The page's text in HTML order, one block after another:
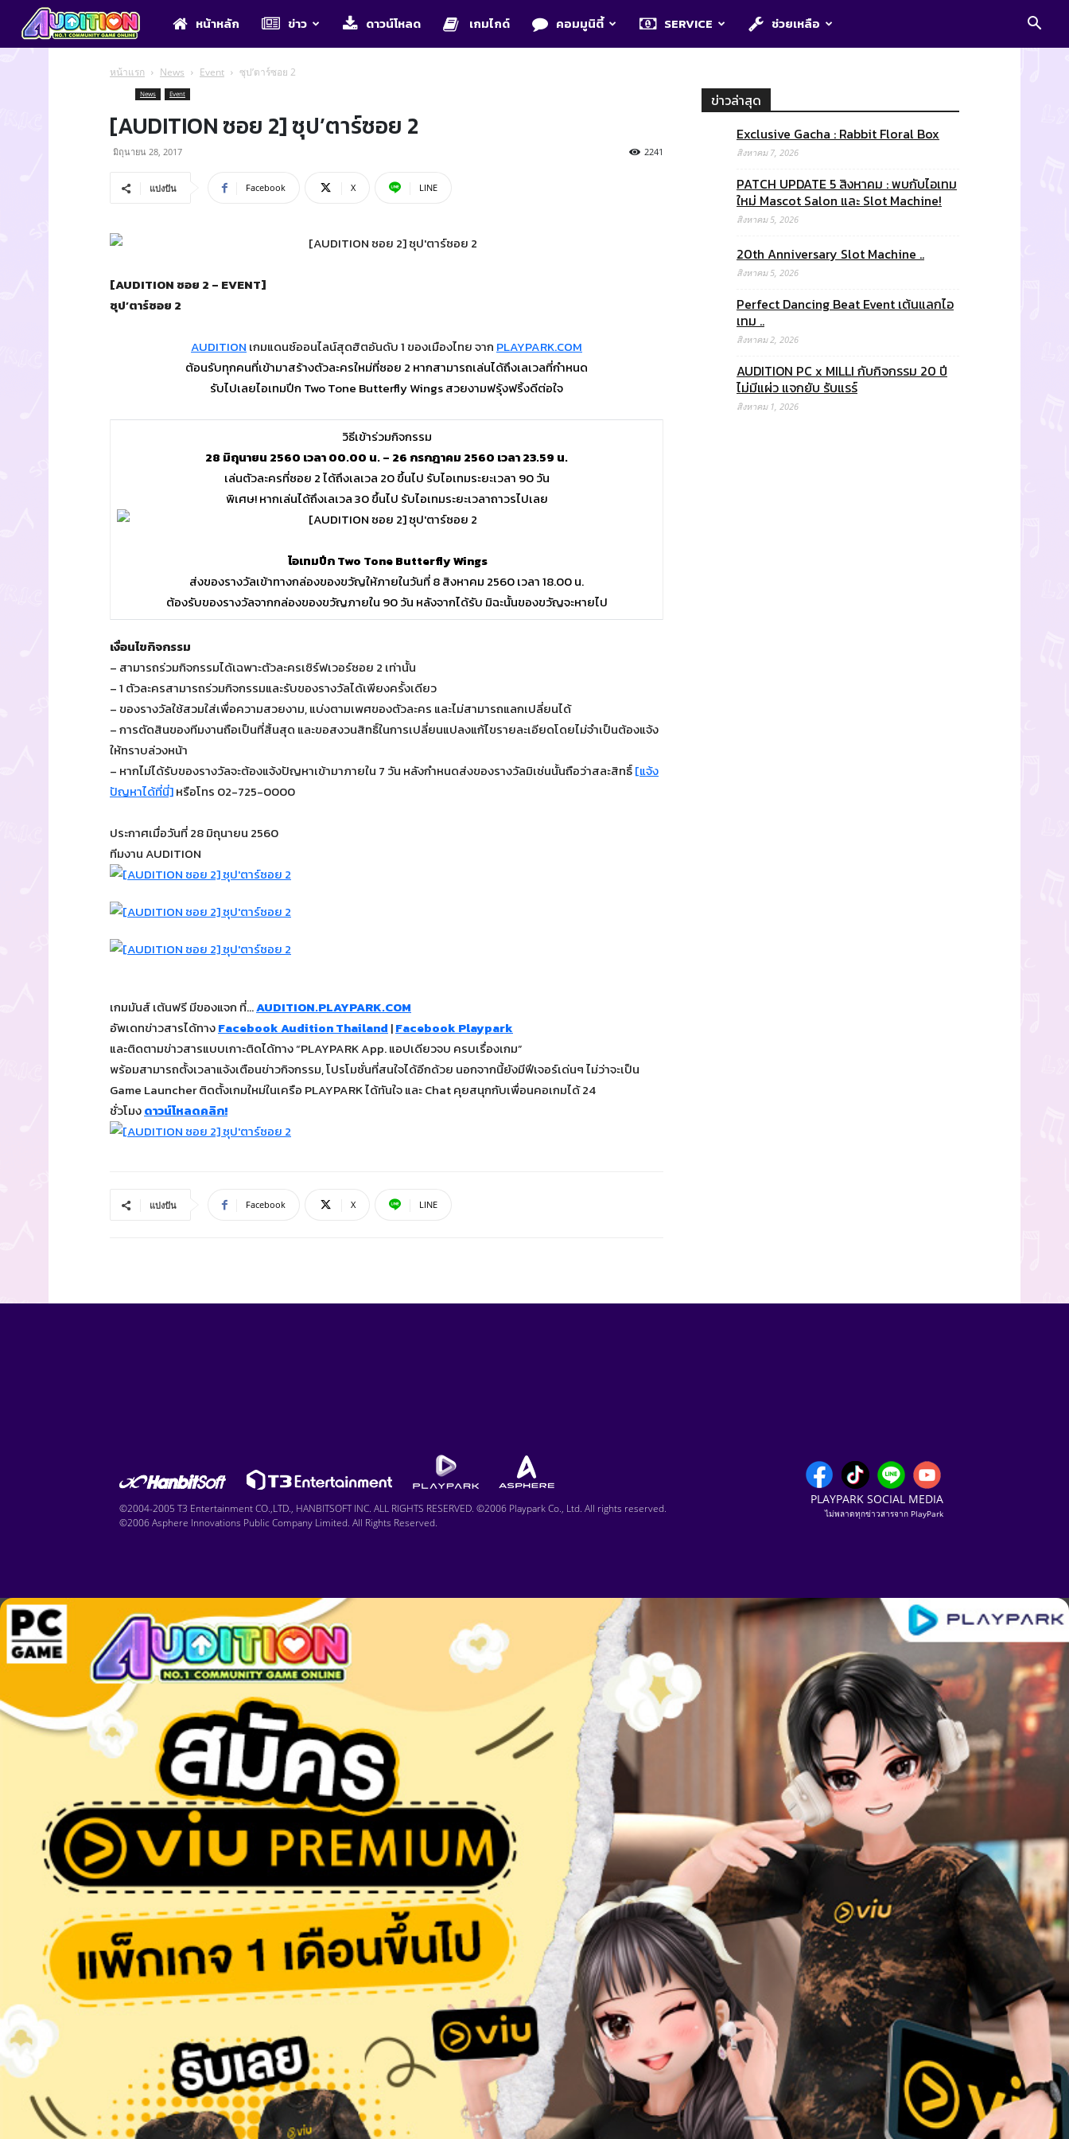
Auditionหน้าหลัก ข่าว ดาวน์โหลด เกมไกด์ คอมมูนิตี้ SERVICE ช่วยเหลือ
หน้าแรก News Event ซุป’ตาร์ซอย 2
News Event
[AUDITION ซอย 2] ซุป’ตาร์ซอย 2
มิถุนายน 28, 2017 2241
แบ่งปัน Facebook X LINE
[AUDITION ซอย 2 – EVENT]
ซุป’ตาร์ซอย 2
AUDITION เกมแดนซ์ออนไลน์สุดฮิตอันดับ 1 ของเมืองไทย จาก PLAYPARK.COM
ต้อนรับทุกคนที่เข้ามาสร้างตัวละครใหม่ที่ซอย 2 หากสามารถเล่นได้ถึงเลเวลที่กำหนด
รับไปเลยไอเทมปีก Two Tone Butterfly Wings สวยงามฟรุ้งฟริ้งดีต่อใจ
วิธีเข้าร่วมกิจกรรม
28 มิถุนายน 2560 เวลา 00.00 น.– 26 กรกฎาคม 2560 เวลา 23.59 น.
เล่นตัวละครที่ซอย 2 ได้ถึงเลเวล 20 ขึ้นไป รับไอเทมระยะเวลา 90 วัน
พิเศษ! หากเล่นได้ถึงเลเวล 30 ขึ้นไป รับไอเทมระยะเวลาถาวรไปเลย
ไอเทมปีก Two Tone Butterfly Wings
ส่งของรางวัลเข้าทางกล่องของขวัญให้ภายในวันที่ 8 สิงหาคม 2560 เวลา 18.00 น.
ต้องรับของรางวัลจากกล่องของขวัญภายใน 90 วัน หลังจากได้รับ มิฉะนั้นของขวัญจะหายไป
เงื่อนไขกิจกรรม
– สามารถร่วมกิจกรรมได้เฉพาะตัวละครเซิร์ฟเวอร์ซอย 2 เท่านั้น
– 1 ตัวละครสามารถร่วมกิจกรรมและรับของรางวัลได้เพียงครั้งเดียว
– ของรางวัลใช้สวมใส่เพื่อความสวยงาม, แบ่งตามเพศของตัวละคร และไม่สามารถแลกเปลี่ยนได้
– การตัดสินของทีมงานถือเป็นที่สิ้นสุด และขอสงวนสิทธิ์ในการเปลี่ยนแปลงแก้ไขรายละเอียดโดยไม่จำเป็นต้องแจ้ง
ให้ทราบล่วงหน้า
– หากไม่ได้รับของรางวัลจะต้องแจ้งปัญหาเข้ามาภายใน 7 วัน หลังกำหนดส่งของรางวัลมิเช่นนั้นถือว่าสละสิทธิ์[แจ้ง
ปัญหาได้ที่นี่]หรือโทร 02-725-0000
ประกาศเมื่อวันที่ 28 มิถุนายน 2560
ทีมงาน AUDITION
เกมมันส์ เต้นฟรี มีของแจก ที่…AUDITION.PLAYPARK.COM
อัพเดทข่าวสารได้ทางFacebook Audition Thailand |Facebook Playpark
และติดตามข่าวสารแบบเกาะติดได้ทาง “PLAYPARK App. แอปเดียวจบ ครบเรื่องเกม”
พร้อมสามารถตั้งเวลาแจ้งเตือนข่าวกิจกรรม, โปรโมชั่นที่สนใจได้อีกด้วย นอกจากนี้ยังมีฟีเจอร์เด่นๆ ไม่ว่าจะเป็น
Game Launcher ติดตั้งเกมใหม่ในเครือ PLAYPARK ได้ทันใจ และ Chat คุยสนุกกับเพื่อนคอเกมได้ 24
ชั่วโมงดาวน์โหลดคลิก!
แบ่งปัน Facebook X LINE
ข่าวล่าสุด
Exclusive Gacha : Rabbit Floral Box
สิงหาคม 7, 2026
PATCH UPDATE 5 สิงหาคม : พบกับไอเทม
ใหม่ Mascot Salon และ Slot Machine!
สิงหาคม 5, 2026
20th Anniversary Slot Machine ..
สิงหาคม 5, 2026
Perfect Dancing Beat Event เต้นแลกไอ
เทม ..
สิงหาคม 2, 2026
AUDITION PC x MILLI กับกิจกรรม 20 ปี
ไม่มีแผ่ว แจกยับ รับแรร์
สิงหาคม 1, 2026
PLAYPARK SOCIAL MEDIA
ไม่พลาดทุกข่าวสารจาก PlayPark
©2004-2005 T3 Entertainment CO.,LTD., HANBITSOFT INC. ALL RIGHTS RESERVED. ©2006 Playpark Co., Ltd. All rights reserved.
©2006 Asphere Innovations Public Company Limited. All Rights Reserved.